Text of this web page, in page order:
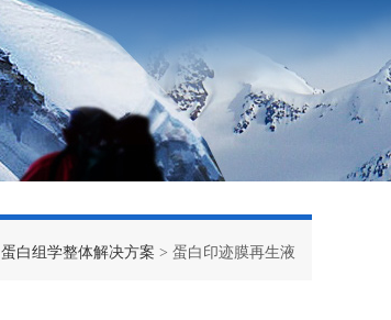
蛋白组学整体解决方案 > 蛋白印迹膜再生液